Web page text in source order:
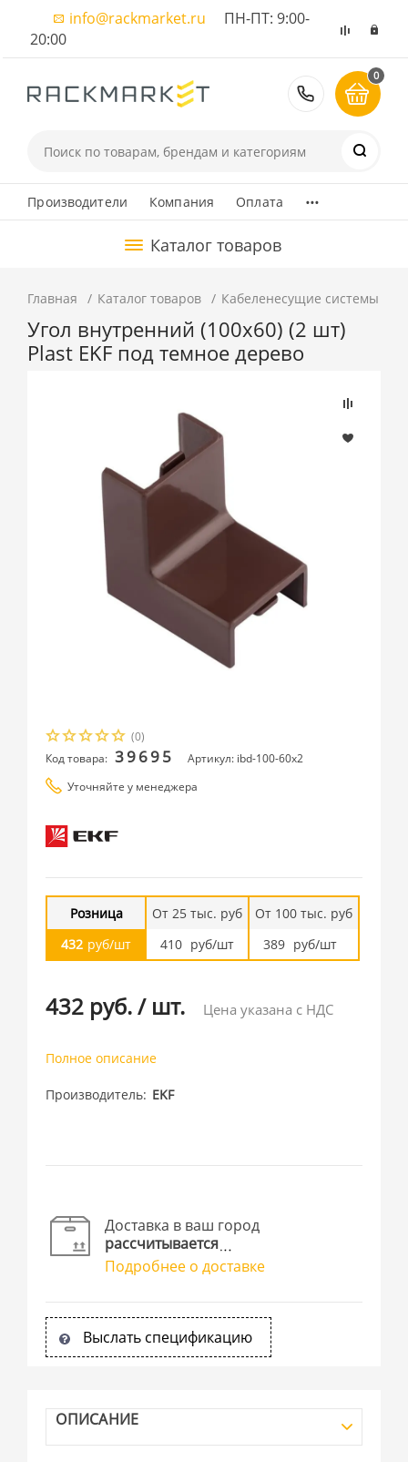
info@rackmarket.ru ПН-ПТ: 9:00-
20:00
8 (495)
0
Производители Компания Оплата ...
Каталог товаров
Главная Каталог товаров Кабеленесущие системы
Угол внутренний (100х60) (2 шт)
Plast EKF под темное дерево
(0)
Код товара: 39695
Артикул: ibd-100-60x2
Уточняйте у менеджера
Розница
432 руб/шт
От 25 тыс. руб
410 руб/шт
От 100 тыс. руб
389 руб/шт
432 руб./ шт. Цена указана с НДС
Полное описание
Производитель EKF
Доставка в ваш город
рассчитывается
Подробнее о доставке
Выслать спецификацию
ОПИСАНИЕ